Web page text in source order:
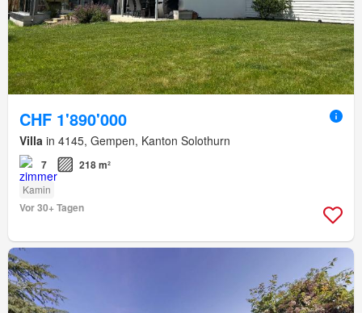
CHF 1'890'000
Villa in 4145, Gempen, Kanton Solothurn
7 218 m²
Kamin
Vor 30+ Tagen